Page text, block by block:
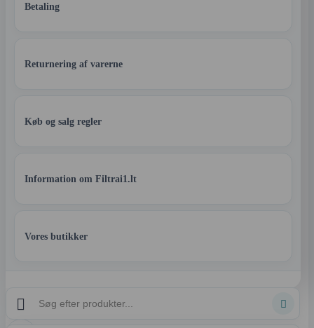
Betaling
Returnering af varerne
Køb og salg regler
Information om Filtrai1.lt
Vores butikker
 